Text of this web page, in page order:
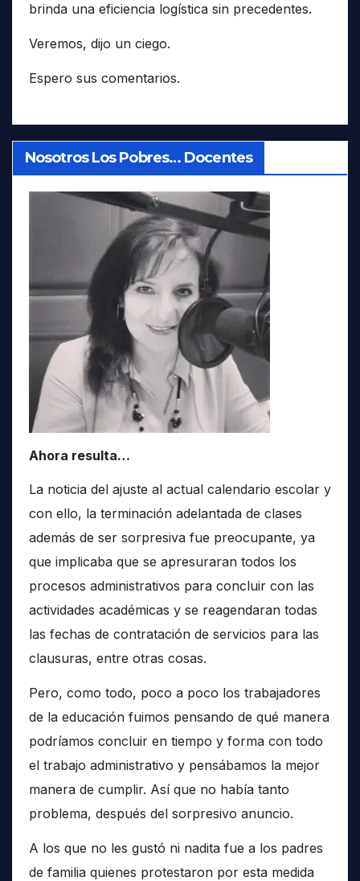
brinda una eficiencia logística sin precedentes.
Veremos, dijo un ciego.
Espero sus comentarios.
Nosotros Los Pobres… Docentes
Ahora resulta…
La noticia del ajuste al actual calendario escolar y
con ello, la terminación adelantada de clases
además de ser sorpresiva fue preocupante, ya
que implicaba que se apresuraran todos los
procesos administrativos para concluir con las
actividades académicas y se reagendaran todas
las fechas de contratación de servicios para las
clausuras, entre otras cosas.
Pero, como todo, poco a poco los trabajadores
de la educación fuimos pensando de qué manera
podríamos concluir en tiempo y forma con todo
el trabajo administrativo y pensábamos la mejor
manera de cumplir. Así que no había tanto
problema, después del sorpresivo anuncio.
A los que no les gustó ni nadita fue a los padres
de familia quienes protestaron por esta medida